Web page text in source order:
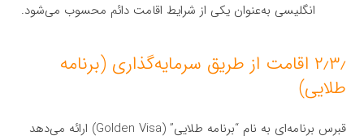
انگلیسی به‌عنوان یکی از شرایط اقامت دائم محسوب می‌شود.
۲٫۳٫ اقامت از طریق سرمایه‌گذاری (برنامه
طلایی)
قبرس برنامه‌ای به نام “برنامه طلایی” (Golden Visa) ارائه می‌دهد